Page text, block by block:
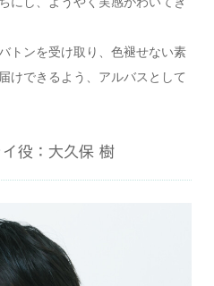
トンを受け取り、色褪せない素
けできるよう、アルバスとして
役：大久保 樹